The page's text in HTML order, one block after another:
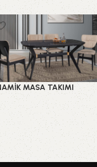
MASA TAKIMI
Masaları